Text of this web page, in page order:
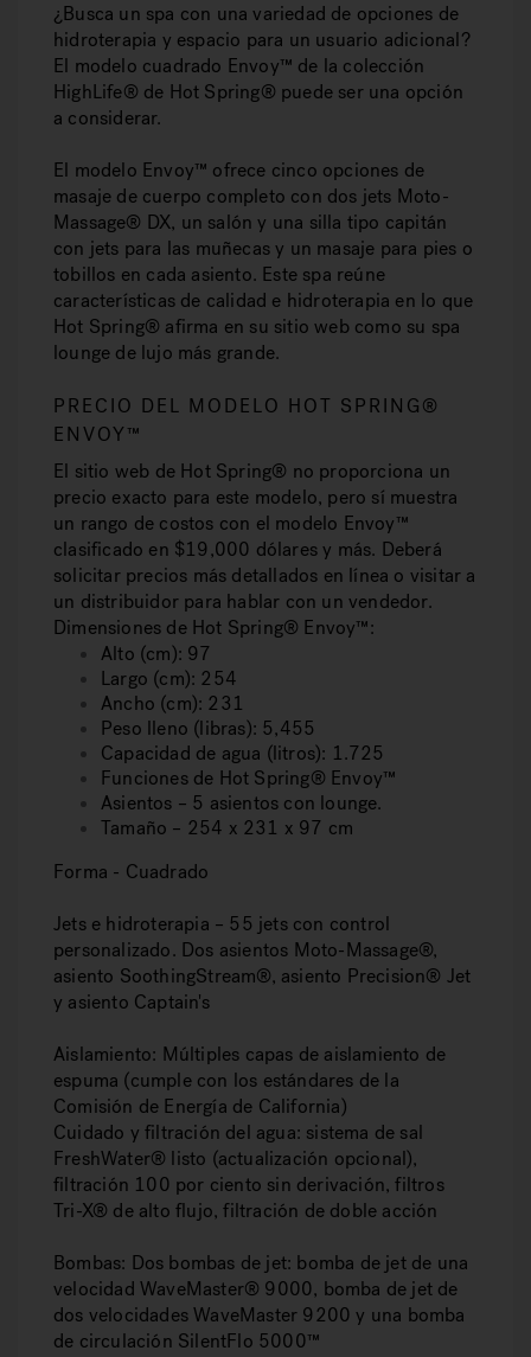
¿Busca un spa con una variedad de opciones de
hidroterapia y espacio para un usuario adicional?
El modelo cuadrado Envoy™ de la colección
HighLife® de Hot Spring® puede ser una opción
a considerar.
El modelo Envoy™ ofrece cinco opciones de
masaje de cuerpo completo con dos jets Moto-
Massage® DX, un salón y una silla tipo capitán
con jets para las muñecas y un masaje para pies o
tobillos en cada asiento. Este spa reúne
características de calidad e hidroterapia en lo que
Hot Spring® afirma en su sitio web como su spa
lounge de lujo más grande.
PRECIO DEL MODELO HOT SPRING®
ENVOY™
El sitio web de Hot Spring® no proporciona un
precio exacto para este modelo, pero sí muestra
un rango de costos con el modelo Envoy™
clasificado en $19,000 dólares y más. Deberá
solicitar precios más detallados en línea o visitar a
un distribuidor para hablar con un vendedor.
Dimensiones de Hot Spring® Envoy™:
Alto (cm): 97
Largo (cm): 254
Ancho (cm): 231
Peso lleno (libras): 5,455
Capacidad de agua (litros): 1.725
Funciones de Hot Spring® Envoy™
Asientos – 5 asientos con lounge.
Tamaño – 254 x 231 x 97 cm
Forma - Cuadrado
Jets e hidroterapia – 55 jets con control
personalizado. Dos asientos Moto-Massage®,
asiento SoothingStream®, asiento Precision® Jet
y asiento Captain's
Aislamiento: Múltiples capas de aislamiento de
espuma (cumple con los estándares de la
Comisión de Energía de California)
Cuidado y filtración del agua: sistema de sal
FreshWater® listo (actualización opcional),
filtración 100 por ciento sin derivación, filtros
Tri-X® de alto flujo, filtración de doble acción
Bombas: Dos bombas de jet: bomba de jet de una
velocidad WaveMaster® 9000, bomba de jet de
dos velocidades WaveMaster 9200 y una bomba
de circulación SilentFlo 5000™